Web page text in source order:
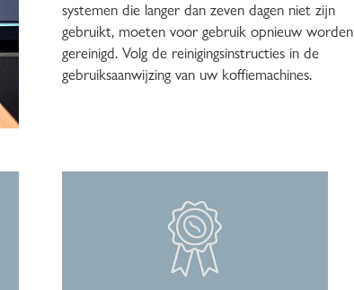
systemen die langer dan zeven dagen niet zijn
gebruikt, moeten voor gebruik opnieuw worden
gereinigd. Volg de reinigingsinstructies in de
gebruiksaanwijzing van uw koffiemachines.